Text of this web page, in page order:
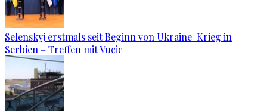
Selenskyj erstmals seit Beginn von Ukraine-Krieg in
Serbien – Treffen mit Vucic